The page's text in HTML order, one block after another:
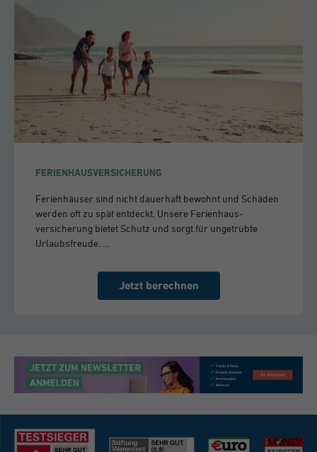
FERIENHAUSVERSICHERUNG
Ferienhäuser sind nicht dauerhaft bewohnt und Schäden
werden oft zu spät entdeckt. Unsere Ferien­haus­
versicherung bietet Schutz und sorgt für ungetrübte
Urlaubsfreude. …
Jetzt berechnen